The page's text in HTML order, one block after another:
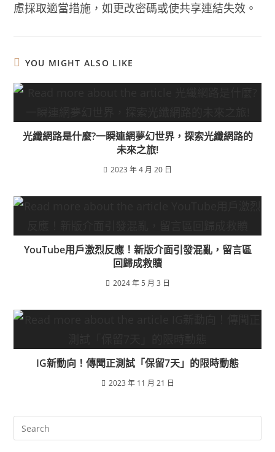
慮採取適當措施，如更改密碼或使共享連結失效。
YOU MIGHT ALSO LIKE
光纖網路是什麼?一瞬連網夢幻世界，探索光纖網路的
未來之旅!
2023 年 4 月 20 日
YouTube用戶激烈反應！新版介面引發混亂，留言區
回歸成救贖
2024 年 5 月 3 日
IG新動向！傳聞正測試「保留7天」的限時動態
2023 年 11 月 21 日